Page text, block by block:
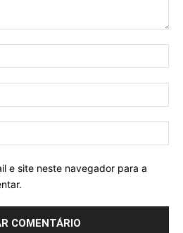
e site neste navegador para a